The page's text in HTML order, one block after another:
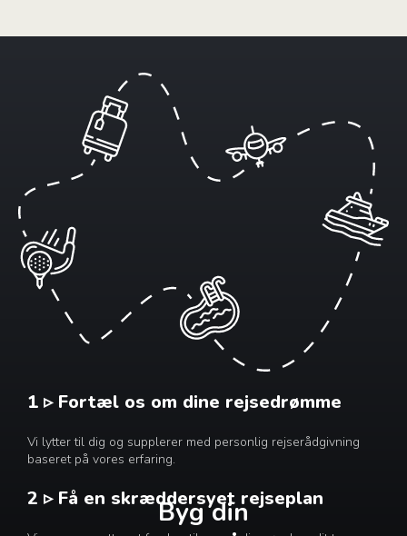
Byg din
1 ▹ Fortæl os om dine rejsedrømme
Vi lytter til dig og supplerer med personlig rejserådgivning
baseret på vores erfaring.
2 ▹ Få en skræddersyet rejseplan